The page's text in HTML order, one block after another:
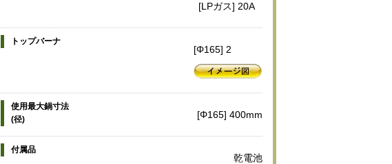
[LPガス] 20A
トップバーナ
[Φ165] 2
使用最大鍋寸法
(径)
[Φ165] 400mm
付属品
乾電池